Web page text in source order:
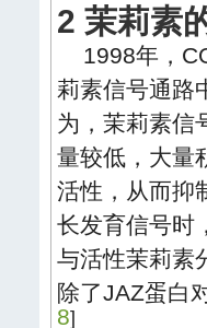
2 茉莉素
1998年，
莉素信号通路
为，茉莉素信
量较低，大量
活性，从而抑
长发育信号时
与活性茉莉素
除了JAZ蛋白
8]